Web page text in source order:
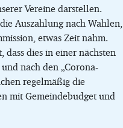
Vereine darstellen.
Auszahlung nach Wahlen,
etwas Zeit nahm.
dies in einer nächsten
nach den „Corona-
regelmäßig die
mit Gemeindebudget und